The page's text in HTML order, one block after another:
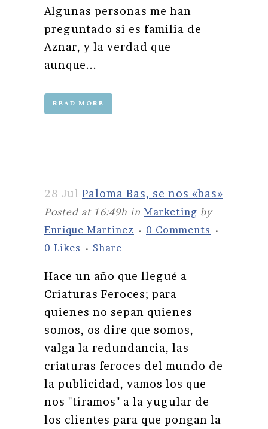
Algunas personas me han
preguntado si es familia de
Aznar, y la verdad que
aunque...
READ MORE
28 Jul Paloma Bas, se nos «bas»
Posted at 16:49h in Marketing by
Enrique Martinez
0 Comments
0 Likes Share
Hace un año que llegué a
Criaturas Feroces; para
quienes no sepan quienes
somos, os dire que somos,
valga la redundancia, las
criaturas feroces del mundo de
la publicidad, vamos los que
nos "tiramos" a la yugular de
los clientes para que pongan la